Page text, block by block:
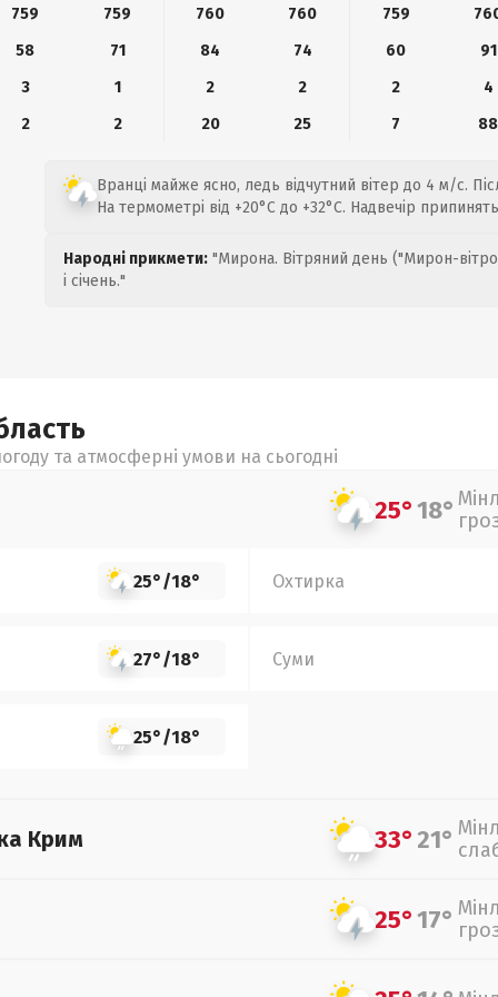
759 759 760 760 759
58
71 84 74 60
91
3
1 2 2 2
4
2
2 20 25 7 88
Вранці майже ясно, ледь відчутний вітер до 4 м/с.
На термометрі від +20°C до +32°C. Надвечір
Народні прикмети: "Мирона. Вітряний день ("Мирон-
і січень."
та атмосферні умови на сьогодні
25°18°
25°/18° Охтирка
27°/18° Суми
25°/18°
Крим 33°21°
25°17°